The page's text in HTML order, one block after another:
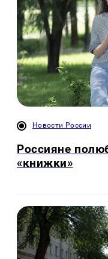
Новости России
Россияне
«книжки»